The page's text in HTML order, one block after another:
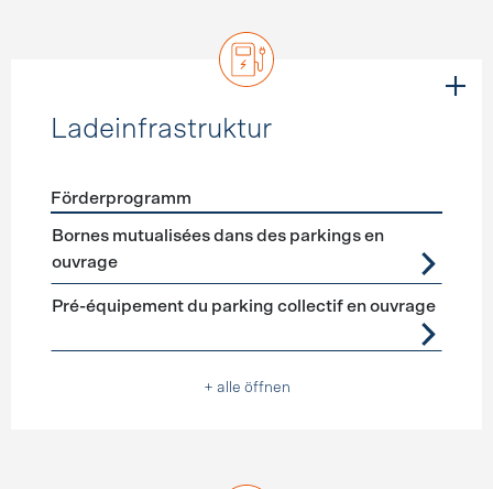
Ladeinfrastruktur
Förderprogramme Ladeinfrastruktur
Förderprogramm
Bornes mutualisées dans des parkings en
ouvrage
Pré-équipement du parking collectif en ouvrage
+ alle öffnen